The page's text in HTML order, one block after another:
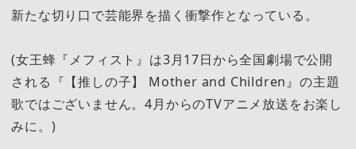
新たな切り口で芸能界を描く衝撃作となっている。
(女王蜂『メフィスト』は3月17日から全国劇場で公開
される『【推しの子】 Mother and Children』の主題
歌ではございません。4月からのTVアニメ放送をお楽し
みに。)